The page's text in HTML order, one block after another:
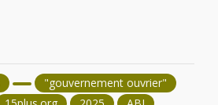
"gouvernement ouvrier"